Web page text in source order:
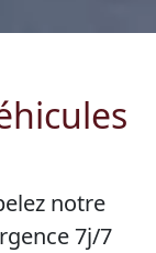
notre
7j/7